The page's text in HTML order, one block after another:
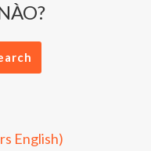
English)